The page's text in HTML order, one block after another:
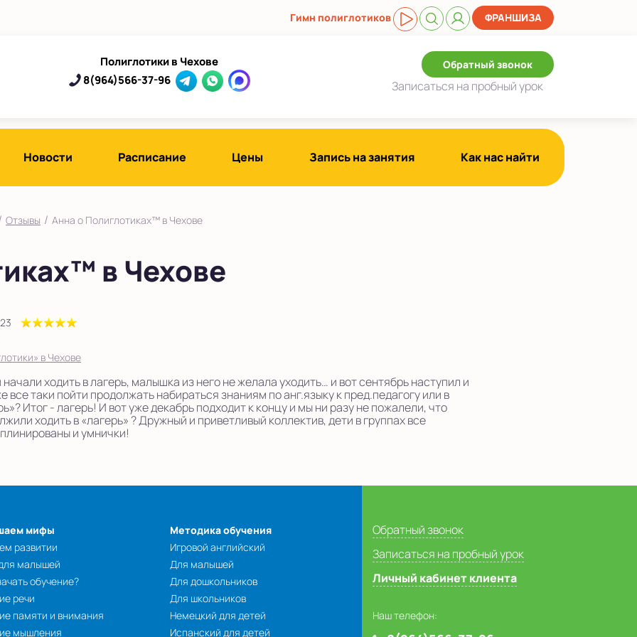
Гимн полиглотиков ФРАНШИЗА
Полиглотики в Чехове
8(964)566-37-96
Обратный звонок
Записаться на пробный урок
Новости Расписание Цены Запись на занятия Как нас найти
Отзывы / Анна о Полиглотиках™ в Чехове
в Чехове
в Чехове
ходить в лагерь, малышка из него не желала уходить… и вот сентябрь наступил и
все таки пойти продолжать набираться знаниям по анг.языку к пред.педагогу или в
Итог - лагерь! И вот уже декабрь подходит к концу и мы ни разу не пожалели, что
ходить в «лагерь» ? Дружный и приветливый коллектив, дети в группах все
и умнички!
мифы
развитии
малышей
обучение?
речи
памяти и внимания
мышления
Методика обучения
Игровой английский
Для малышей
Для дошкольников
Для школьников
Немецкий для детей
Испанский для детей
Обратный звонок
Записаться на пробный урок
Личный кабинет клиента
Наш телефон: